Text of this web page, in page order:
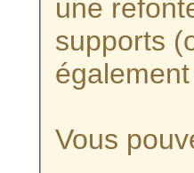
une
supports
Vous